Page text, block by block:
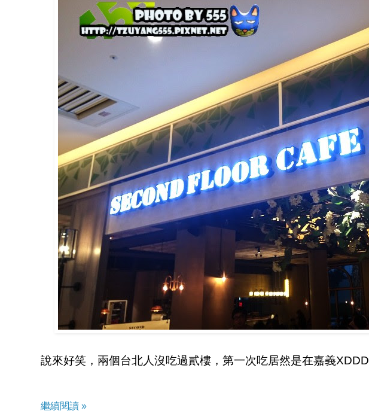
說來好笑，兩個台北人沒吃過貳樓，第一次吃居然是在嘉義XDDD
繼續閱讀 »